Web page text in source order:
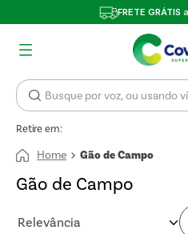
FRETE GRÁTIS
Retire em:
Gão de Campo
Gão de Campo
Relevância